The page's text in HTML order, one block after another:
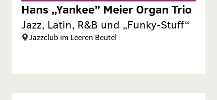
Hans „Yankee” Meier Organ Trio
Jazz, Latin, R&B und „Funky-Stuff“
Jazzclub im Leeren Beutel